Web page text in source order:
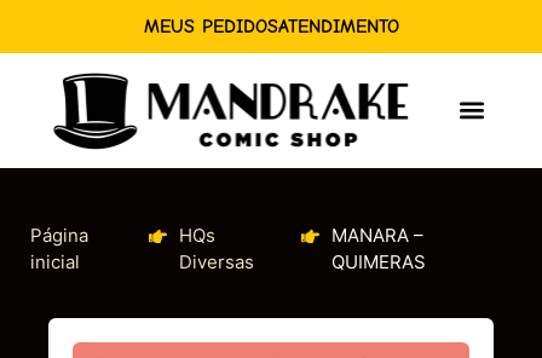
MEUS PEDIDOSATENDIMENTO
Página
inicial
HQs
Diversas
MANARA –
QUIMERAS